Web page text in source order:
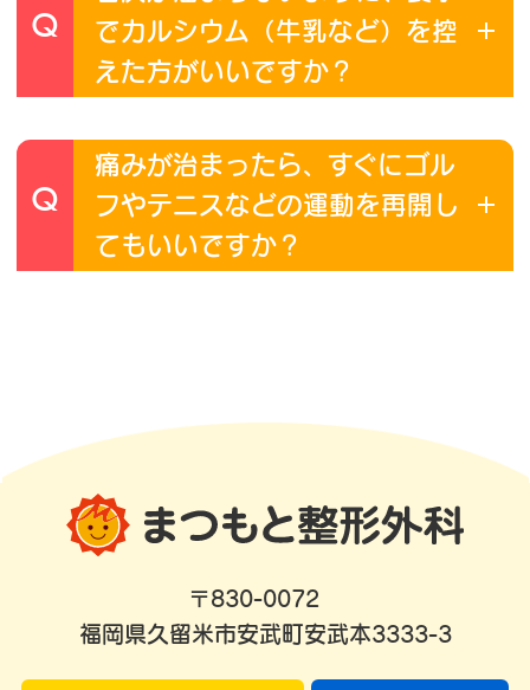
Q
でカルシウム（牛乳など）を控
えた方がいいですか？
Q
痛みが治まったら、すぐにゴル
フやテニスなどの運動を再開し
てもいいですか？
〒830-0072
福岡県久留米市安武町安武本3333-3